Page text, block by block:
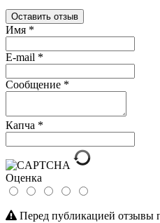
Оставить отзыв
Имя *
E-mail *
Сообщение *
Капча *
Оценка
Перед публикацией отзывы